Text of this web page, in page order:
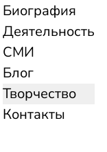
Биография
Деятельность
СМИ
Блог
Творчество
Контакты